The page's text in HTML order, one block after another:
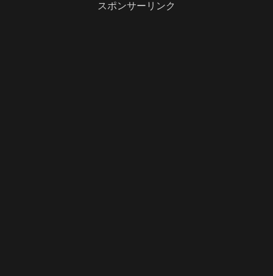
スポンサーリンク